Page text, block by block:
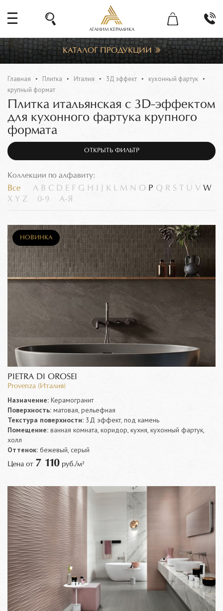
АГАНИМ КЕРАМИКА
КАТАЛОГ ПРОДУКЦИИ
Главная Плитка Италия 3Д эффект
кухонный фартук
крупный формат
Плитка итальянская с 3D-эффектом
для кухонного фартука крупного
формата
ОТКРЫТЬ ФИЛЬТР
Коллекции по алфавиту:
Все A B C D E F G H K L M N O P Q R S U V W
X Y Z 0-9 А-Я
НОВИНКА
PIETRA DI OROSEI
Provenza (Италия)
Назначение: Керамогранит
Поверхность: матовая, рельефная
Текстура поверхности: 3Д эффект, под камень
Помещение: ванная комната, коридор, кухня, кухонный фартук,
холл
Оттенок: бежевый, серый
Цена от 7 110 руб./м²